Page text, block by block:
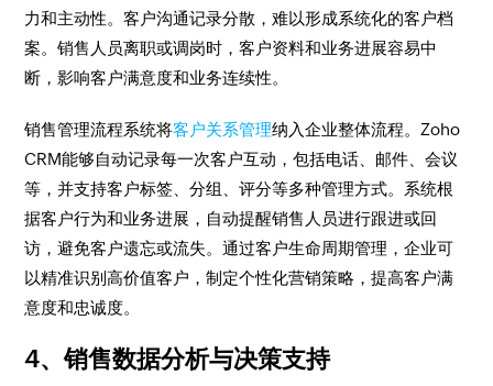
力和主动性。客户沟通记录分散，难以形成系统化的客户档
案。销售人员离职或调岗时，客户资料和业务进展容易中
断，影响客户满意度和业务连续性。
销售管理流程系统将客户关系管理纳入企业整体流程。Zoho
CRM能够自动记录每一次客户互动，包括电话、邮件、会议
等，并支持客户标签、分组、评分等多种管理方式。系统根
据客户行为和业务进展，自动提醒销售人员进行跟进或回
访，避免客户遗忘或流失。通过客户生命周期管理，企业可
以精准识别高价值客户，制定个性化营销策略，提高客户满
意度和忠诚度。
4、销售数据分析与决策支持